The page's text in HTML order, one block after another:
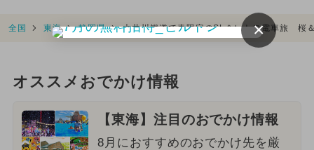
全国 東海 静岡県 大井川鐵道で春限定のSL＆レトロ電車旅 桜
オススメおでかけ情報
【東海】注目のおでかけ情報
8月におすすめのおでかけ先を厳
×